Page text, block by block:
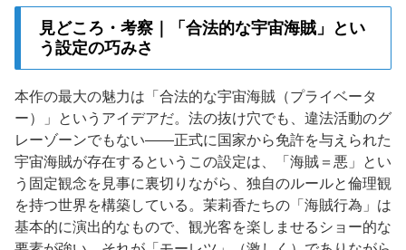
見どころ・考察｜「合法的な宇宙海賊」とい
う設定の巧みさ
本作の最大の魅力は「合法的な宇宙海賊（プライベータ
ー）」というアイデアだ。法の抜け穴でも、違法活動のグ
レーゾーンでもない——正式に国家から免許を与えられた
宇宙海賊が存在するというこの設定は、「海賊＝悪」とい
う固定観念を見事に裏切りながら、独自のルールと倫理観
を持つ世界を構築している。茉莉香たちの「海賊行為」は
基本的に演出的なもので、観光客を楽しませるショー的な